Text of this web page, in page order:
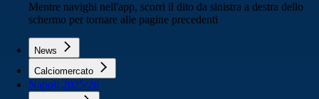
Mentre navighi nell'app, scorri il dito da sinistra a destra dello
schermo per tornare alle pagine precedenti
News
Calciomercato
Napoli 2025/26